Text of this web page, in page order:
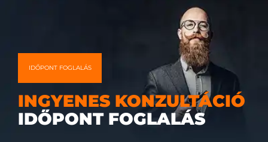
IDŐPONT FOGLALÁS
INGYENES KONZULTÁCIÓ
IDŐPONT FOGLALÁS